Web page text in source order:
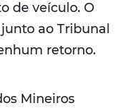
de veículo. O
ao Tribunal
retorno.
Mineiros